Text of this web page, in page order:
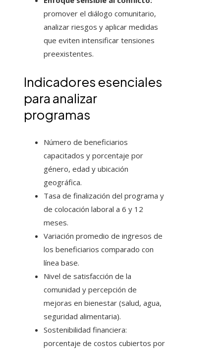
promover el diálogo comunitario,
analizar riesgos y aplicar medidas
que eviten intensificar tensiones
preexistentes.
Indicadores esenciales
para analizar
programas
Número de beneficiarios
capacitados y porcentaje por
género, edad y ubicación
geográfica.
Tasa de finalización del programa y
de colocación laboral a 6 y 12
meses.
Variación promedio de ingresos de
los beneficiarios comparado con
línea base.
Nivel de satisfacción de la
comunidad y percepción de
mejoras en bienestar (salud, agua,
seguridad alimentaria).
Sostenibilidad financiera:
porcentaje de costos cubiertos por